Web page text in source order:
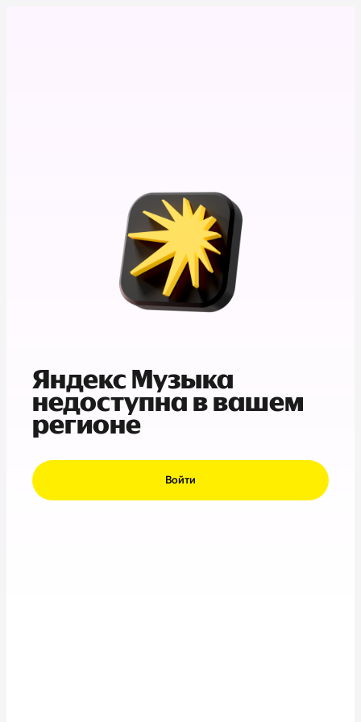
Яндекс Музыка
недоступна в вашем
регионе
Войти